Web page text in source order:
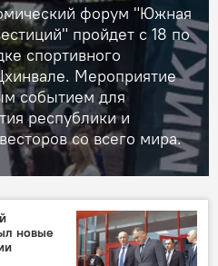
форум "Южная
пройдет с 18 по
спортивного
Мероприятие
событием для
республики и
со всего мира.
новые